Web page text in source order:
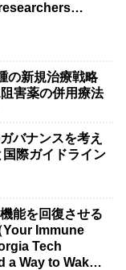
の新規治療戦略
害薬の併用療法
バナンスを考え
際ガイドライン
能を回復させる
Your Immune
Tech
a Way to Wake